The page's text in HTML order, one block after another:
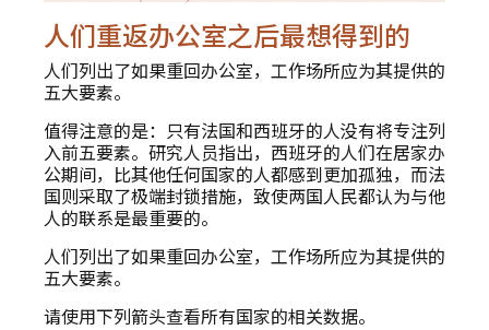
人们重返办公室之后最想得到的
人们列出了如果重回办公室，工作场所应为其提供的
五大要素。
值得注意的是：只有法国和西班牙的人没有将专注列
入前五要素。研究人员指出，西班牙的人们在居家办
公期间，比其他任何国家的人都感到更加孤独，而法
国则采取了极端封锁措施，致使两国人民都认为与他
人的联系是最重要的。
人们列出了如果重回办公室，工作场所应为其提供的
五大要素。
请使用下列箭头查看所有国家的相关数据。